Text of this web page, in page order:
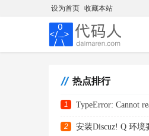
设为首页 收藏本站
热点排行
1 TypeError: Cannot
2 安装Discuz! Q 环境